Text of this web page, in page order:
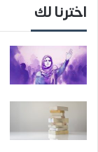
اخترنا لك